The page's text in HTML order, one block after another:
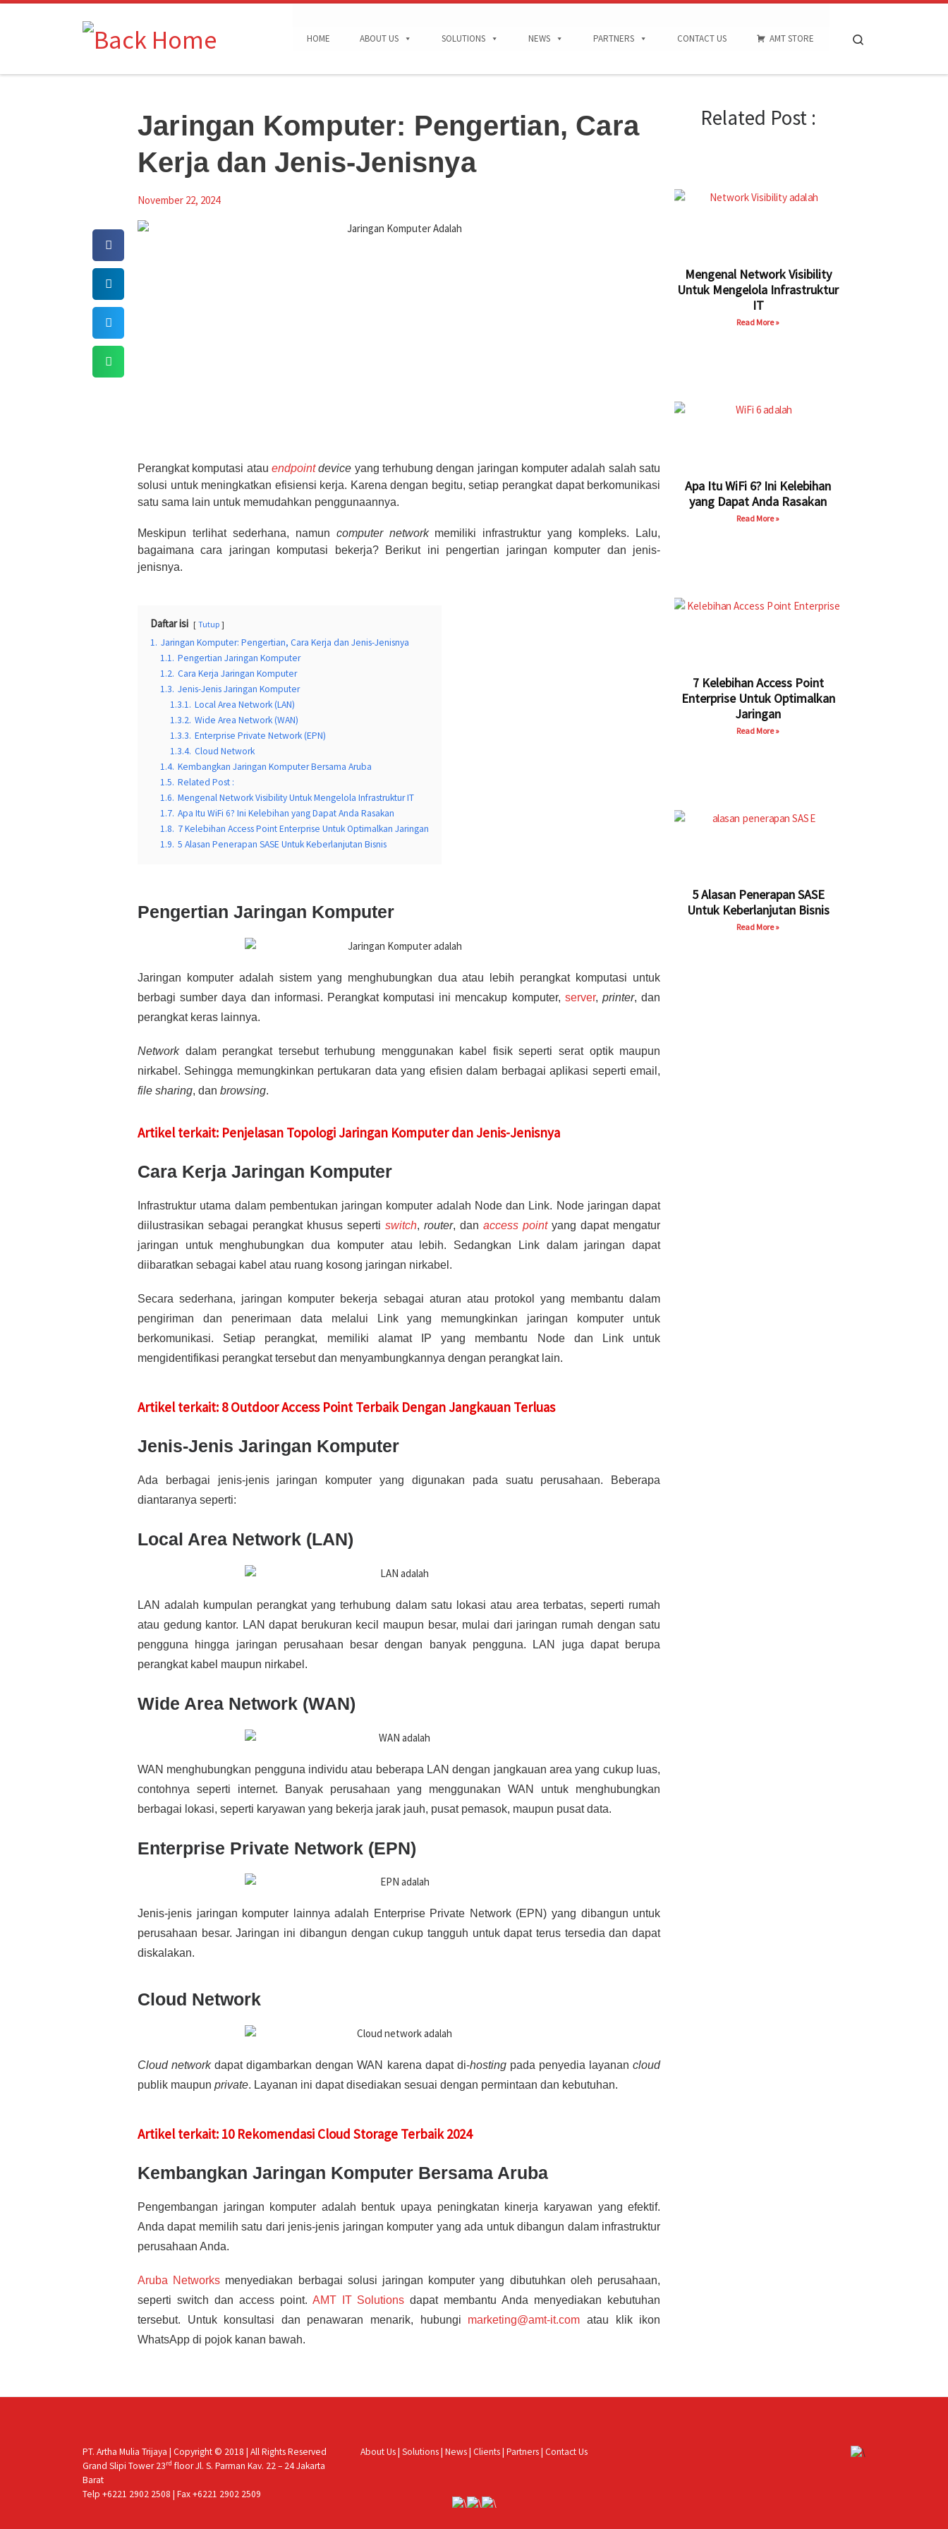
Skip to content
HOME ABOUT US SOLUTIONS NEWS PARTNERS CONTACT US AMT STORE
Jaringan Komputer: Pengertian, Cara
Kerja dan Jenis-Jenisnya
November 22, 2024
Perangkat komputasi atauendpointdevice yang terhubung dengan jaringan komputer adalah salah satu
solusi untuk meningkatkan efisiensi kerja. Karena dengan begitu, setiap perangkat dapat berkomunikasi
satu sama lain untuk memudahkan penggunaannya.
Meskipun terlihat sederhana, namun computer networkmemiliki infrastruktur yang kompleks. Lalu,
bagaimana cara jaringan komputasi bekerja? Berikut ini pengertian jaringan komputer dan jenis-
jenisnya.
Daftar isi Tutup
1. Jaringan Komputer: Pengertian, Cara Kerja dan Jenis-Jenisnya
1.1. Pengertian Jaringan Komputer
1.2. Cara Kerja Jaringan Komputer
1.3. Jenis-Jenis Jaringan Komputer
1.3.1. Local Area Network (LAN)
1.3.2. Wide Area Network (WAN)
1.3.3. Enterprise Private Network (EPN)
1.3.4. Cloud Network
1.4. Kembangkan Jaringan Komputer Bersama Aruba
1.5. Related Post :
1.6. Mengenal Network Visibility Untuk Mengelola Infrastruktur IT
1.7. Apa Itu WiFi 6? Ini Kelebihan yang Dapat Anda Rasakan
1.8. 7 Kelebihan Access Point Enterprise Untuk Optimalkan Jaringan
1.9. 5 Alasan Penerapan SASE Untuk Keberlanjutan Bisnis
Pengertian Jaringan Komputer
Jaringan komputer adalah sistem yang menghubungkan dua atau lebih perangkat komputasi untuk
berbagi sumber daya dan informasi. Perangkat komputasi ini mencakup komputer, server, printer, dan
perangkat keras lainnya.
Networkdalam perangkat tersebut terhubung menggunakan kabel fisik seperti serat optik maupun
nirkabel. Sehingga memungkinkan pertukaran data yang efisien dalam berbagai aplikasi seperti email,
file sharing, dan browsing.
Artikel terkait: Penjelasan Topologi Jaringan Komputer dan Jenis-Jenisnya
Cara Kerja Jaringan Komputer
Infrastruktur utama dalam pembentukan jaringan komputer adalah Node dan Link. Node jaringan dapat
diilustrasikan sebagai perangkat khusus sepertiswitch,router, danaccess pointyang dapat mengatur
jaringan untuk menghubungkan dua komputer atau lebih. Sedangkan Link dalam jaringan dapat
diibaratkan sebagai kabel atau ruang kosong jaringan nirkabel.
Secara sederhana, jaringan komputer bekerja sebagai aturan atau protokol yang membantu dalam
pengiriman dan penerimaan data melalui Link yang memungkinkan jaringan komputer untuk
berkomunikasi. Setiap perangkat, memiliki alamat IP yang membantu Node dan Link untuk
mengidentifikasi perangkat tersebut dan menyambungkannya dengan perangkat lain.
Artikel terkait: 8 Outdoor Access Point Terbaik Dengan Jangkauan Terluas
Jenis-Jenis Jaringan Komputer
Ada berbagai jenis-jenis jaringan komputer yang digunakan pada suatu perusahaan. Beberapa
diantaranya seperti:
Local Area Network (LAN)
LAN adalah kumpulan perangkat yang terhubung dalam satu lokasi atau area terbatas, seperti rumah
atau gedung kantor. LAN dapat berukuran kecil maupun besar, mulai dari jaringan rumah dengan satu
pengguna hingga jaringan perusahaan besar dengan banyak pengguna. LAN juga dapat berupa
perangkat kabel maupun nirkabel.
Wide Area Network (WAN)
WAN menghubungkan pengguna individu atau beberapa LAN dengan jangkauan area yang cukup luas,
contohnya seperti internet. Banyak perusahaan yang menggunakan WAN untuk menghubungkan
berbagai lokasi, seperti karyawan yang bekerja jarak jauh, pusat pemasok, maupun pusat data.
Enterprise Private Network (EPN)
Jenis-jenis jaringan komputer lainnya adalah Enterprise Private Network (EPN) yang dibangun untuk
perusahaan besar. Jaringan ini dibangun dengan cukup tangguh untuk dapat terus tersedia dan dapat
diskalakan.
Cloud Network
Cloud networkdapat digambarkan dengan WAN karena dapat di-hostingpada penyedia layanancloud
publik maupun private. Layanan ini dapat disediakan sesuai dengan permintaan dan kebutuhan.
Artikel terkait: 10 Rekomendasi Cloud Storage Terbaik 2024
Kembangkan Jaringan Komputer Bersama Aruba
Pengembangan jaringan komputer adalah bentuk upaya peningkatan kinerja karyawan yang efektif.
Anda dapat memilih satu dari jenis-jenis jaringan komputer yang ada untuk dibangun dalam infrastruktur
perusahaan Anda.
Aruba Networks menyediakan berbagai solusi jaringan komputer yang dibutuhkan oleh perusahaan,
seperti switch dan access point. AMT IT Solutions dapat membantu Anda menyediakan kebutuhan
tersebut. Untuk konsultasi dan penawaran menarik, hubungi marketing@amt-it.com atau klik ikon
WhatsApp di pojok kanan bawah.
Related Post :
Mengenal Network Visibility
Untuk Mengelola Infrastruktur
IT
Read More »
Apa Itu WiFi 6? Ini Kelebihan
yang Dapat Anda Rasakan
Read More »
7 Kelebihan Access Point
Enterprise Untuk Optimalkan
Jaringan
Read More »
5 Alasan Penerapan SASE
Untuk Keberlanjutan Bisnis
Read More »
PT. Artha Mulia Trijaya | Copyright © 2018 | All Rights Reserved
Grand Slipi Tower 23rd floor Jl. S. Parman Kav. 22 – 24 Jakarta
Barat
Telp +6221 2902 2508 | Fax +6221 2902 2509
About Us| Solutions| News| Clients| Partners| Contact Us